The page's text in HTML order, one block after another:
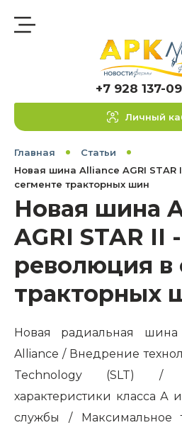
+7 928 137-
Личный
Главная
Статьи
Новая шина Alliance AGRI STAR
сегменте тракторных шин
Новая шина
AGRI STAR II -
революция в
тракторных
Новая радиальная
Alliance / Внедрение
Technology (SLT) /
характеристики класса А
службы / Максимальное